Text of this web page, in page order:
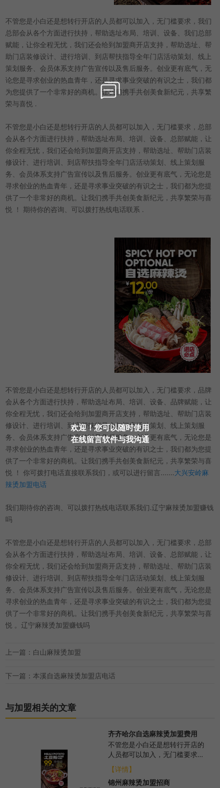
不管您是小白还是想转行开店的人员都可以加入，无门槛要求，我们
总部会从各个方面进行扶持，帮助选址布局、培训、设备、我们总部
赋能，让你全程无忧，我们还会给到加盟商开店支持，帮助选址、帮
助门店装修设计、进行培训、到店帮扶指导全年门店活动策划、线上
策划服务、会员体系支持广告宣传以及售后服务。创业更有底气，无
论您是寻求创业的热血青年，还是寻求事业突破的有识之士，我们都
为您提供了一个非常好的商机。让我们携手共创美食新纪元，共享繁
荣与喜悦 .
不管您是小白还是想转行开店的人员都可以加入，无门槛要求，总部
会从各个方面进行扶持，帮助选址布局、培训、设备、总部赋能，让
你全程无忧，我们还会给到加盟商开店支持，帮助选址、帮助门店装
修设计、进行培训、到店帮扶指导全年门店活动策划、线上策划服
务、会员体系支持广告宣传以及售后服务。创业更有底气，无论您是
寻求创业的热血青年，还是寻求事业突破的有识之士，我们都为您提
供了一个非常好的商机。让我们携手共创美食新纪元，共享繁荣与喜
悦 ！ 期待你的咨询、可以拨打热线电话联系 .
不管您是小白还是想转行开店的人员都可以加入，无门槛要求，品牌
会从各个方面进行扶持，帮助选址布局、培训、设备、品牌赋能，让
你全程无忧，我们还会给到加盟商开店支持，帮助选址、帮助门店装
修设计、进行培训、到店帮扶指导全年门店活动策划、线上策划服
务、会员体系支持广告宣传以及售后服务。创业更有底气，无论您是
寻求创业的热血青年，还是寻求事业突破的有识之士，我们都为您提
供了一个非常好的商机。让我们携手共创美食新纪元，共享繁荣与喜
悦 ！ 你可拨打电话直接联系我们，或可以进行留言.......大兴安岭麻
辣烫加盟电话
我们期待你的咨询、可以拨打热线电话联系我们.辽宁麻辣烫加盟赚钱
吗
不管您是小白还是想转行开店的人员都可以加入，无门槛要求，总部
会从各个方面进行扶持，帮助选址布局、培训、设备、总部赋能，让
你全程无忧，我们还会给到加盟商开店支持，帮助选址、帮助门店装
修设计、进行培训、到店帮扶指导全年门店活动策划、线上策划服
务、会员体系支持广告宣传以及售后服务。创业更有底气，无论您是
寻求创业的热血青年，还是寻求事业突破的有识之士，我们都为您提
供了一个非常好的商机。让我们携手共创美食新纪元，共享繁荣与喜
悦 。辽宁麻辣烫加盟赚钱吗
上一篇：白山麻辣烫加盟
下一篇：本溪自选麻辣烫加盟店电话
与加盟相关的文章
齐齐哈尔自选麻辣烫加盟费用
不管您是小白还是想转行开店的
人员都可以加入，无门槛要求，
我们总部会从各个方面进行扶
持，帮助选址布局、...
【详情】
锦州麻辣烫加盟招商
欢迎！您可以随时使用
在线留言软件与我沟通